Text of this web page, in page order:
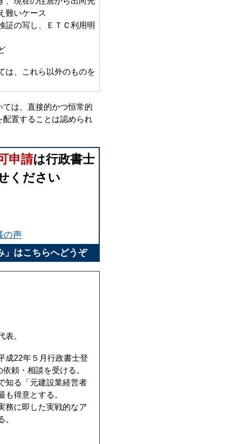
難いケース
証の写し、ＥＴＣ利用明
は、これら以外のものを
は、直接的かつ恒常的
置することは認められ
申請は行政書士
ください
の声
」はこちらへどうぞ
。
成22年５月行政書士登
頼・相談を受ける。
知る「元建設業経営者
得意とする。
務に即した実戦的なア